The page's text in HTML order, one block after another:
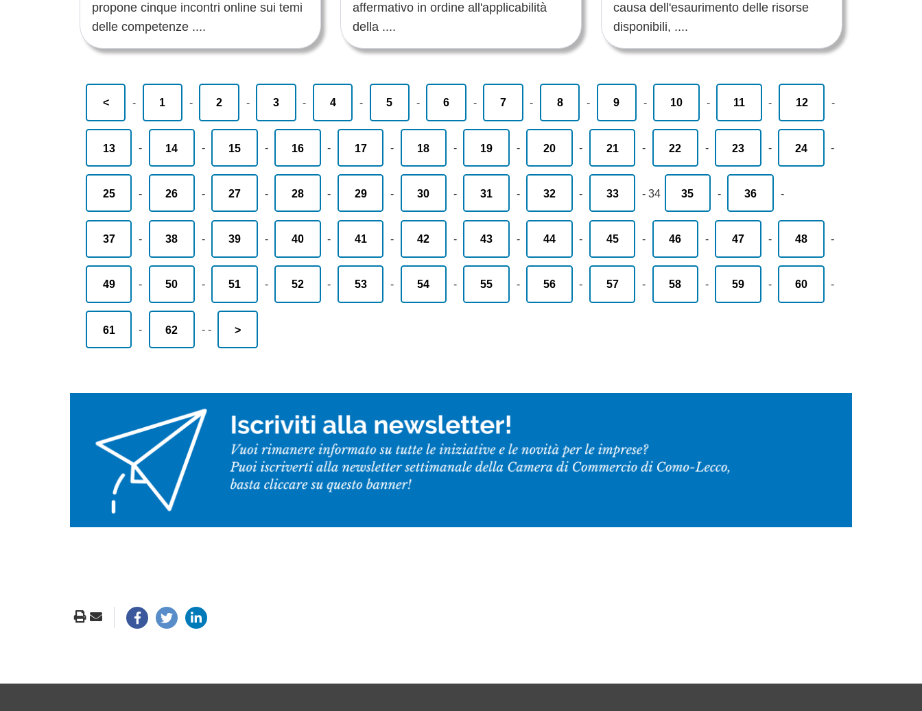
propone cinque incontri online sui temi
delle competenze ....
affermativo in ordine all'applicabilità
della ....
causa dell'esaurimento delle risorse
disponibili, ....
< - 1 - 2 - 3 - 4 - 5 - 6 - 7 - 8 - 9 - 10 - 11 - 12 -
13 - 14 - 15 - 16 - 17 - 18 - 19 - 20 - 21 - 22 - 23 - 24 -
25 - 26 - 27 - 28 - 29 - 30 - 31 - 32 - 33 - 34 35 - 36 -
37 - 38 - 39 - 40 - 41 - 42 - 43 - 44 - 45 - 46 - 47 - 48 -
49 - 50 - 51 - 52 - 53 - 54 - 55 - 56 - 57 - 58 - 59 - 60 -
61 - 62 - - >